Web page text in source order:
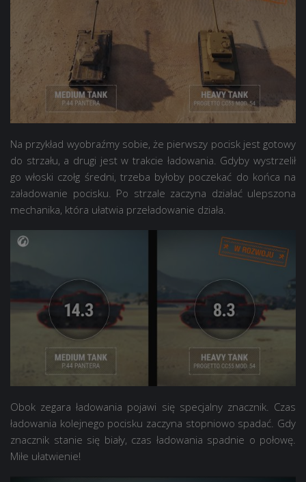
Na przykład wyobraźmy sobie, że pierwszy pocisk jest gotowy
do strzału, a drugi jest w trakcie ładowania. Gdyby wystrzelił
go włoski czołg średni, trzeba byłoby poczekać do końca na
załadowanie pocisku. Po strzale zaczyna działać ulepszona
mechanika, która ułatwia przeładowanie działa.
Obok zegara ładowania pojawi się specjalny znacznik. Czas
ładowania kolejnego pocisku zaczyna stopniowo spadać. Gdy
znacznik stanie się biały, czas ładowania spadnie o połowę.
Miłe ułatwienie!